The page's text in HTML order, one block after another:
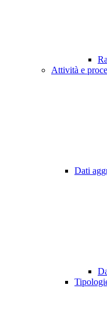
Attività e
Dati